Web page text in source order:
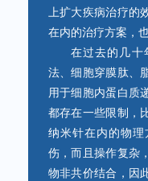
上扩大疾病治疗的
在内的治疗方案，
在过去的几十
法、细胞穿膜肽、
用于细胞内蛋白质
都存在一些限制，
纳米针在内的物
伤，而且操作复杂
物非共价结合，因